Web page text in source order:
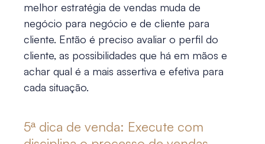
melhor estratégia de vendas muda de
negócio para negócio e de cliente para
cliente. Então é preciso avaliar o perfil do
cliente, as possibilidades que há em mãos e
achar qual é a mais assertiva e efetiva para
cada situação.
5ª dica de venda: Execute com